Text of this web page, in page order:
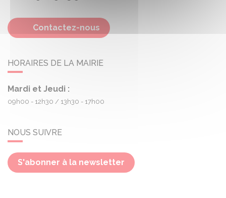
Contactez-nous
HORAIRES DE LA MAIRIE
Mardi et Jeudi :
09h00 - 12h30 13h30 - 17h00
NOUS SUIVRE
S'abonner à la newsletter